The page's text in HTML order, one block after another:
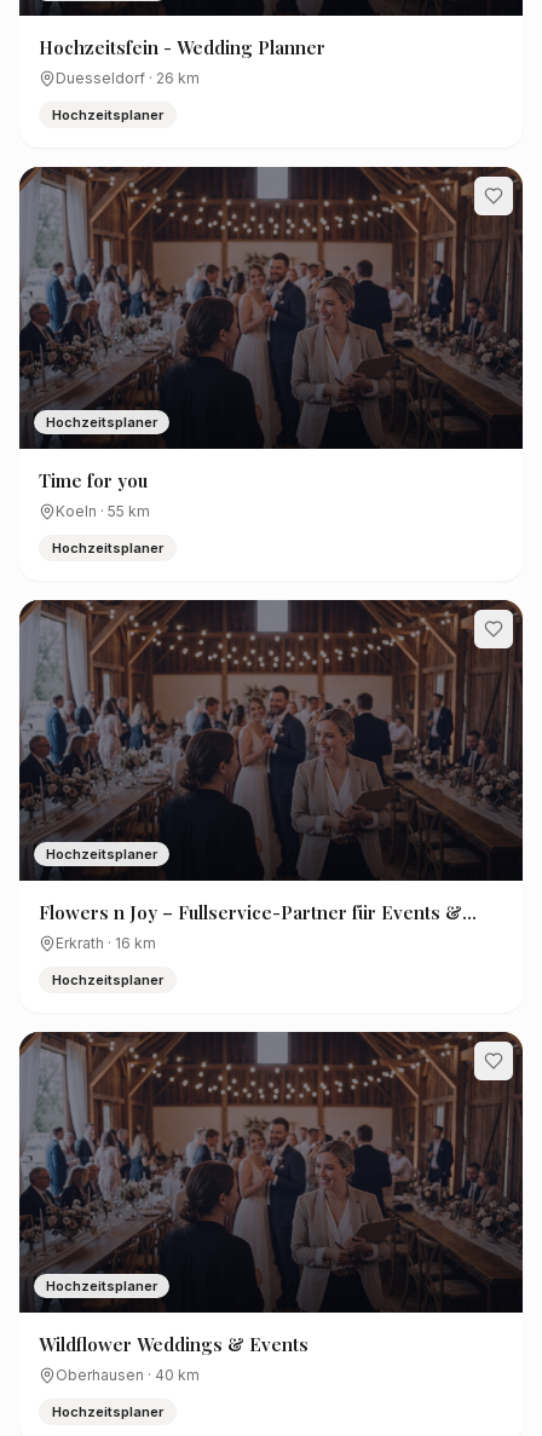
Hochzeitsfein - Wedding Planner
Duesseldorf · 26 km
Hochzeitsplaner
Hochzeitsplaner
Time for you
Koeln · 55 km
Hochzeitsplaner
Hochzeitsplaner
Flowers n Joy – Fullservice-Partner für Events &
Hochzeiten
Erkrath · 16 km
Hochzeitsplaner
Hochzeitsplaner
Wildflower Weddings & Events
Oberhausen · 40 km
Hochzeitsplaner